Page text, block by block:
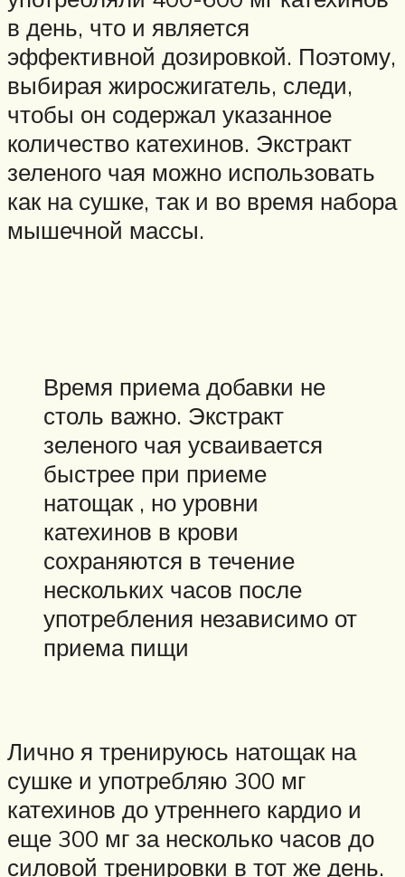
в день, что и является
эффективной дозировкой. Поэтому,
выбирая жиросжигатель, следи,
чтобы он содержал указанное
количество катехинов. Экстракт
зеленого чая можно использовать
как на сушке, так и во время набора
мышечной массы.
Время приема добавки не
столь важно. Экстракт
зеленого чая усваивается
быстрее при приеме
натощак , но уровни
катехинов в крови
сохраняются в течение
нескольких часов после
употребления независимо от
приема пищи
Лично я тренируюсь натощак на
сушке и употребляю 300 мг
катехинов до утреннего кардио и
еще 300 мг за несколько часов до
силовой тренировки в тот же день.